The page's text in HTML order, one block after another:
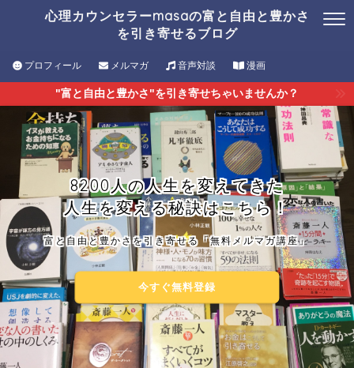
心理カウンセラーmasaの富と自由と豊かさ
を引き寄せるブログ
プロフィール メルマガ 音声対談 漫画
"富と自由と豊かさ"を引き寄せちゃいませんか？
8200人の人生を変えてきた
人生を変える秘訣はこちら！
富と自由と豊かさを引き寄せる「無料メルマガ講座」
今すぐ無料登録